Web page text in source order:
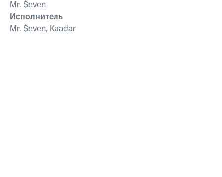
Mr. $even
Исполнитель
Mr. $even, Kaadar